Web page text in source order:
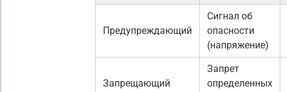
Предупреждающий
Сигнал об
опасности
(напряжение)
Запрещающий
Запрет
определенных